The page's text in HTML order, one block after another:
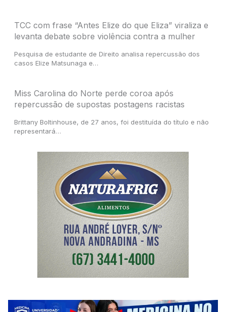
TCC com frase “Antes Elize do que Eliza” viraliza e
levanta debate sobre violência contra a mulher
Pesquisa de estudante de Direito analisa repercussão dos
casos Elize Matsunaga e…
Miss Carolina do Norte perde coroa após
repercussão de supostas postagens racistas
Brittany Boltinhouse, de 27 anos, foi destituída do título e não
representará…